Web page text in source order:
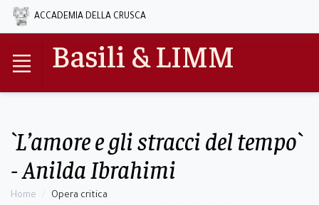
ACCADEMIA DELLA CRUSCA
Basili & LIMM
`L’amore e gli stracci del tempo`
- Anilda Ibrahimi
Home
Opera critica